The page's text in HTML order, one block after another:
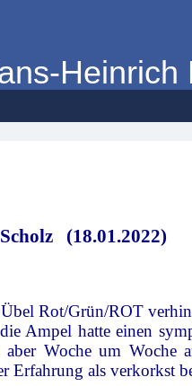
(18.01.2022)
Rot/Grün/ROT
Ampel hatte einen
Woche um Woche
Erfahrung als verkorkst